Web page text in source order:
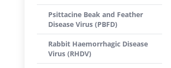
Psittacine Beak and Feather
Disease Virus (PBFD)
Rabbit Haemorrhagic Disease
Virus (RHDV)